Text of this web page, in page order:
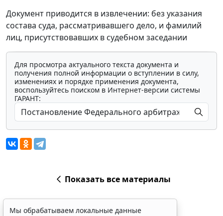
Документ приводится в извлечении: без указания
состава суда, рассматривавшего дело, и фамилий
лиц, присутствовавших в судебном заседании
Для просмотра актуального текста документа и
получения полной информации о вступлении в силу,
изменениях и порядке применения документа,
воспользуйтесь поиском в Интернет-версии системы
ГАРАНТ:
Показать все материалы
Мы обрабатываем локальные данные